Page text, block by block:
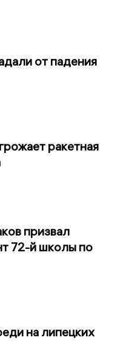
от падения
ракетная
призвал
72-й школы по
на липецких